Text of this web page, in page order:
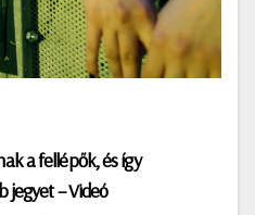
a fellépők, és így
jegyet – Videó